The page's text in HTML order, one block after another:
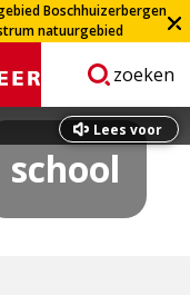
Boschhuizerbergen
natuurgebied
zoeken
Lees voor
school